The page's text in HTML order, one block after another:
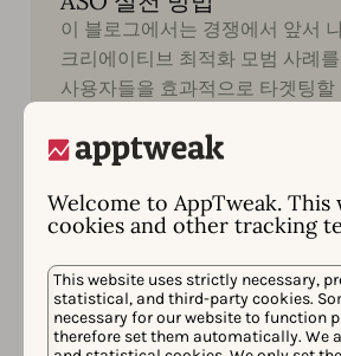
Welcome to AppTweak. This
cookies and other tracking
This website uses strictly necessary,
statistical, and third-party cookies.
necessary for our website to function
therefore set them automatically. We
이 블로그에서는 경쟁에서 앞서
크리에이티브 최적화 모범 사례
사용자들을 효과적으로 타겟팅할
능과 가치 제안을 부각하면서 크
Sehee Park